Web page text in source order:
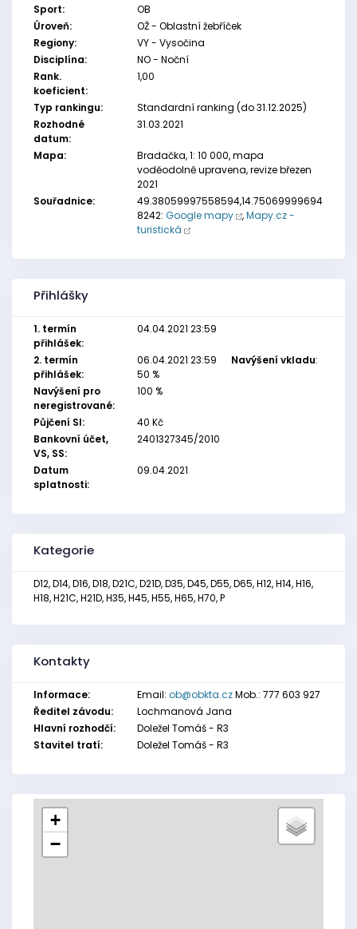
Sport:
OB
Úroveň:
OŽ - Oblastní žebříček
Regiony:
VY - Vysočina
Disciplína:
NO - Noční
Rank.
koeficient:
1,00
Typ rankingu:
Standardní ranking (do 31.12.2025)
Rozhodné
datum:
31.03.2021
Mapa:
Bradačka, 1: 10 000, mapa
voděodolně upravena, revize březen
2021
Souřadnice:
49.38059997558594,14.75069999694
8242: Google mapy ,Mapy.cz -
turistická
Přihlášky
1. termín
přihlášek:
04.04.2021 23:59
2. termín
přihlášek:
06.04.2021 23:59 Navýšení vkladu:
50 %
Navýšení pro
neregistrované:
100 %
Půjčení SI:
40 Kč
Bankovní účet,
VS, SS:
2401327345/2010
Datum
splatnosti:
09.04.2021
Kategorie
D12, D14, D16, D18, D21C, D21D, D35, D45, D55, D65, H12, H14, H16,
H18, H21C, H21D, H35, H45, H55, H65, H70, P
Kontakty
Informace: Email: ob@obkta.czMob.: 777 603 927
Ředitel závodu:
Lochmanová Jana
Hlavní rozhodčí:
Doležel Tomáš - R3
Stavitel tratí:
Doležel Tomáš - R3
+
−